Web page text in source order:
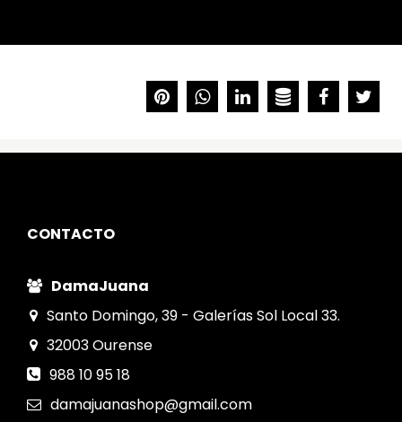
CONTACTO
DamaJuana
Santo Domingo, 39 - Galerías Sol Local 33.
32003Ourense
988 10 95 18
damajuanashop@gmail.com